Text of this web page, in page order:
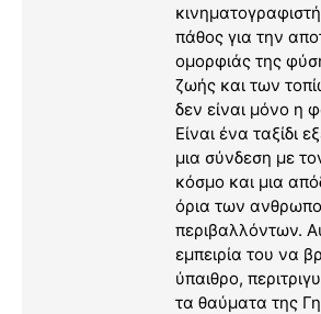
πάθος για την
ομορφιάς της
ζωής και των
δεν είναι μόνο η
Είναι ένα ταξίδι
μια σύνδεση με
κόσμο και μια
όρια των
περιβαλλόντων.
εμπειρία του να
ύπαιθρο,
τα θαύματα της